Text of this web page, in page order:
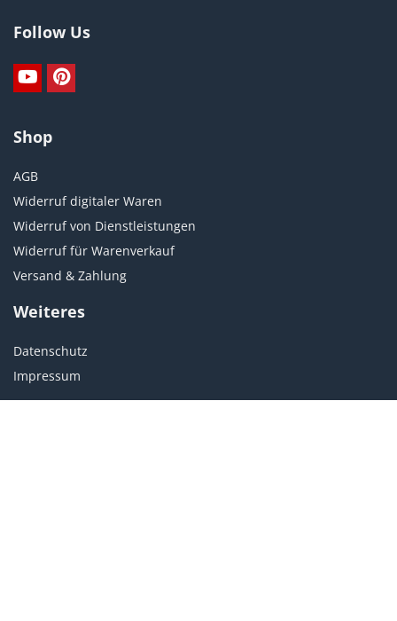
Follow Us
Shop
AGB
Widerruf digitaler Waren
Widerruf von Dienstleistungen
Widerruf für Warenverkauf
Versand & Zahlung
Weiteres
Datenschutz
Impressum